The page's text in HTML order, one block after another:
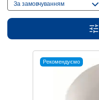
За замовчуванням
Рекомендуємо